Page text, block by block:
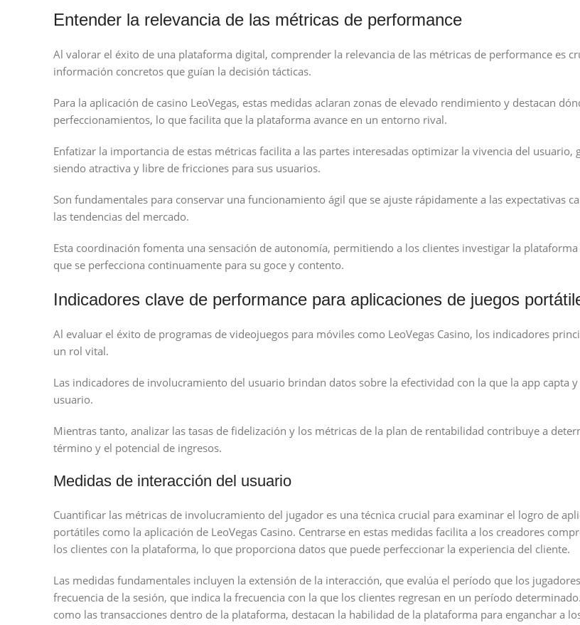
Entender la relevancia de las métricas de performance
Al valorar el éxito de una plataforma digital, comprender la relevancia de las métricas de performance es
información concretos que guían la decisión tácticas.
Para la aplicación de casino LeoVegas, estas medidas aclaran zonas de elevado rendimiento y destacan
perfeccionamientos, lo que facilita que la plataforma avance en un entorno rival.
Enfatizar la importancia de estas métricas facilita a las partes interesadas optimizar la vivencia del usuario,
siendo atractiva y libre de fricciones para sus usuarios.
Son fundamentales para conservar una funcionamiento ágil que se ajuste rápidamente a las expectativas
las tendencias del mercado.
Esta coordinación fomenta una sensación de autonomía, permitiendo a los clientes investigar la
que se perfecciona continuamente para su goce y contento.
Indicadores clave de performance para aplicaciones de juegos
Al evaluar el éxito de programas de videojuegos para móviles como LeoVegas Casino, los indicadores
un rol vital.
Las indicadores de involucramiento del usuario brindan datos sobre la efectividad con la que la app capta
usuario.
Mientras tanto, analizar las tasas de fidelización y los métricas de la plan de rentabilidad contribuye a
término y el potencial de ingresos.
Medidas de interacción del usuario
Cuantificar las métricas de involucramiento del jugador es una técnica crucial para examinar el logro de
portátiles como la aplicación de LeoVegas Casino. Centrarse en estas medidas facilita a los creadores
los clientes con la plataforma, lo que proporciona datos que puede perfeccionar la experiencia del cliente.
Las medidas fundamentales incluyen la extensión de la interacción, que evalúa el período que los
frecuencia de la sesión, que indica la frecuencia con la que los clientes regresan en un período
como las transacciones dentro de la plataforma, destacan la habilidad de la plataforma para enganchar a